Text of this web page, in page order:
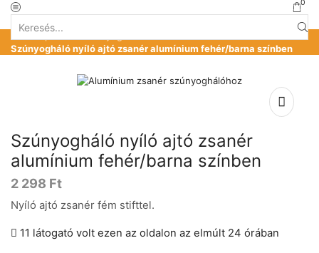
0
input
Szúnyogháló nyíló ajtó zsanér alumínium fehér/barna színben
Szúnyogháló nyíló ajtó zsanér
alumínium fehér/barna színben
2 298 Ft
Nyíló ajtó zsanér fém stifttel.
11 látogató volt ezen az oldalon az elmúlt 24 órában